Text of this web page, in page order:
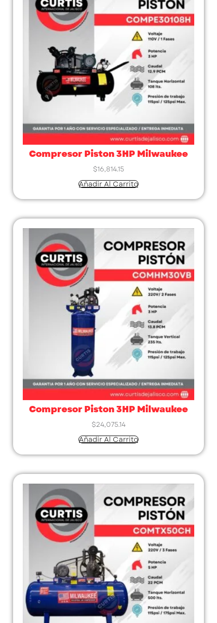
Compresor Piston 3HP Milwaukee
$16,814.15
Añadir Al Carrito
Compresor Piston 3HP Milwaukee
$24,075.14
Añadir Al Carrito